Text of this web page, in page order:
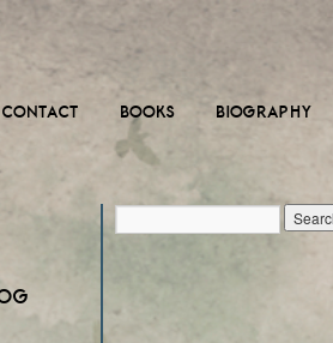
CONTACT BOOKS BIOGRAPHY